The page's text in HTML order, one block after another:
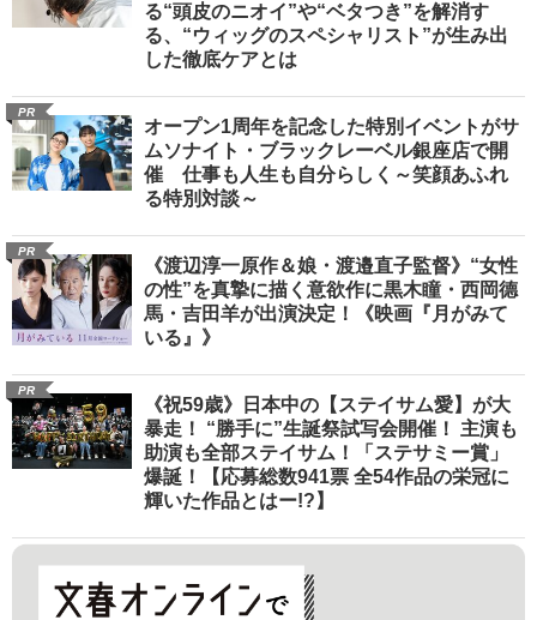
る“頭皮のニオイ”や“ベタつき”を解消す
る、“ウィッグのスペシャリスト”が生み出
した徹底ケアとは
PR
オープン1周年を記念した特別イベントがサ
ムソナイト・ブラックレーベル銀座店で開
催 仕事も人生も自分らしく～笑顔あふれ
る特別対談～
PR
《渡辺淳一原作＆娘・渡邉直子監督》“女性
の性”を真摯に描く意欲作に黒木瞳・西岡德
馬・吉田羊が出演決定！《映画『月がみて
いる』》
PR
《祝59歳》日本中の【ステイサム愛】が大
暴走！ “勝手に”生誕祭試写会開催！ 主演も
助演も全部ステイサム！「ステサミー賞」
爆誕！【応募総数941票 全54作品の栄冠に
輝いた作品とはー!?】